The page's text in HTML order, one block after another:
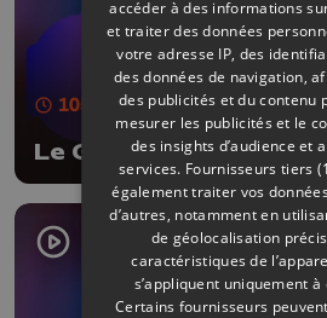
105 min- Publié le 03/04/
Le Grand Blind
accéder à des informations
et traiter des données
votre adresse IP, des
des données de navigation,
des publicités et du contenu
mesurer les publicités et le
des insights d’audience et
services. Fournisseurs tiers
également traiter vos
d’autres, notamment en
de géolocalisation
caractéristiques de
s’appliquent uniquement à
Certains fournisseurs